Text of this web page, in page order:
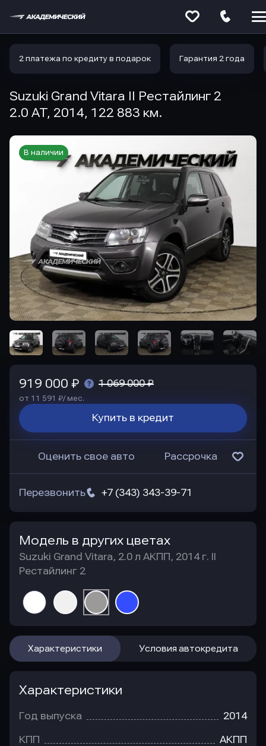
2 платежа по кредиту в подарок Гарантия 2 года
Suzuki Grand Vitara II Рестайлинг 2
2.0 AT, 2014, 122 883 км.
В наличии
919 000 ₽ 1 069 000 ₽
от 11 591 ₽/ мес.
Купить в кредит
Оценить свое авто Рассрочка
+7 (343) 343-39-71
Перезвонить
Модель в других цветах
Suzuki Grand Vitara, 2.0 л АКПП, 2014 г. II
Рестайлинг 2
Характеристики Условия автокредита
Характеристики
Год выпуска 2014
КПП АКПП